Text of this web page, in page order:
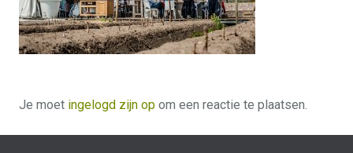
Je moet ingelogd zijn op om een reactie te plaatsen.